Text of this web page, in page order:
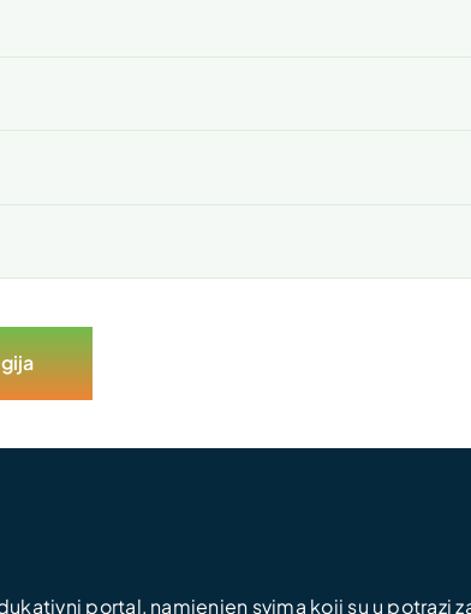
portal, namjenjen svima koji su u potrazi